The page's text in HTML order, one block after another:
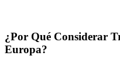
¿Por Qué Considerar
Europa?